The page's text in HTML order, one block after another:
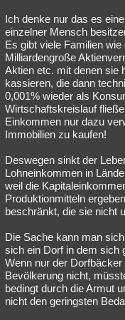
Ich denke nur das es
einzelner Mensch
Es gibt viele Familien
Milliardengroße
Aktien etc. mit denen sie
kassieren, die dann
0,001% wieder als
Wirtschaftskreislauf
Einkommen nur dazu
Immobilien zu kaufen!
Deswegen sinkt der
Lohneinkommen in
weil die
Produktionmitteln
beschränkt, die sie nicht
Die Sache kann man
sich ein Dorf in dem sich
Wenn nur der
Bevölkerung nicht,
bedingt durch die Armut
nicht den geringsten